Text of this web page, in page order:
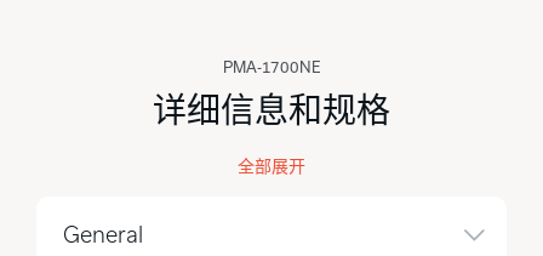
PMA-1700NE
详细信息和规格
全部展开
General